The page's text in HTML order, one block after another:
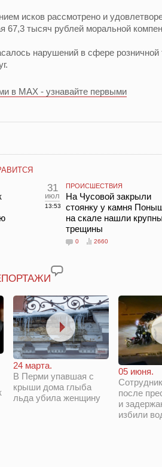
исков рассмотрено и
67,3 тысяч рублей моральной
нарушений в сфере розничной
в MAX - узнавайте первыми
31
июл
13:53
ПРОИСШЕСТВИЯ
На Чусовой закрыли
стоянку у камня
на скале нашли
трещины
0 2660
24 марта.
В Перми упавшая с
крыши дома глыба
льда убила женщину
05 июня.
после
и
избили